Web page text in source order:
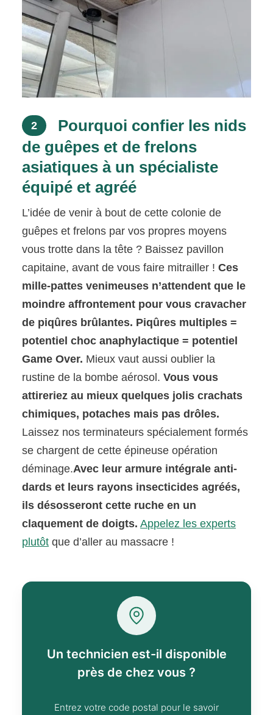
2
Pourquoi confier les nids
de guêpes et de frelons
asiatiques à un spécialiste
équipé et agréé
L’idée de venir à bout de cette colonie de
guêpes et frelons par vos propres moyens
vous trotte dans la tête ? Baissez pavillon
capitaine, avant de vous faire mitrailler !Ces
mille-pattes venimeuses n’attendent que le
moindre affrontement pour vous cravacher
de piqûres brûlantes. Piqûres multiples =
potentiel choc anaphylactique = potentiel
Game Over. Mieux vaut aussi oublier la
rustine de la bombe aérosol.Vous vous
attireriez au mieux quelques jolis crachats
chimiques, potaches mais pas drôles.
Laissez nos terminateurs spécialement formés
se chargent de cette épineuse opération
déminage.Avec leur armure intégrale anti-
dards et leurs rayons insecticides agréés,
ils désosseront cette ruche en un
claquement de doigts. Appelez les experts
plutôt que d’aller au massacre !
Un technicien est-il disponible
près de chez vous ?
Entrez votre code postal pour le savoir